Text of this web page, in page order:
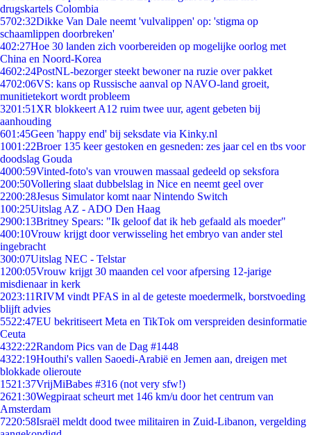
drugskartels Colombia
5702:32Dikke Van Dale neemt 'vulvalippen' op: 'stigma op
schaamlippen doorbreken'
402:27Hoe 30 landen zich voorbereiden op mogelijke oorlog met
China en Noord-Korea
4602:24PostNL-bezorger steekt bewoner na ruzie over pakket
4702:06VS: kans op Russische aanval op NAVO-land groeit,
munitietekort wordt probleem
3201:51 XR blokkeert A12 ruim twee uur, agent gebeten bij
aanhouding
601:45Geen 'happy end' bij seksdate via Kinky.nl
1001:22Broer 135 keer gestoken en gesneden: zes jaar cel en tbs voor
doodslag Gouda
4000:59Vinted-foto's van vrouwen massaal gedeeld op seksfora
200:50Vollering slaat dubbelslag in Nice en neemt geel over
2200:28Jesus Simulator komt naar Nintendo Switch
100:25Uitslag AZ - ADO Den Haag
2900:13Britney Spears: "Ik geloof dat ik heb gefaald als moeder"
400:10Vrouw krijgt door verwisseling het embryo van ander stel
ingebracht
300:07Uitslag NEC - Telstar
1200:05Vrouw krijgt 30 maanden cel voor afpersing 12-jarige
misdienaar in kerk
2023:11RIVM vindt PFAS in al de geteste moedermelk, borstvoeding
blijft advies
5522:47EU bekritiseert Meta en TikTok om verspreiden desinformatie
Ceuta
4322:22Random Pics van de Dag #1448
4322:19Houthi's vallen Saoedi-Arabië en Jemen aan, dreigen met
blokkade olieroute
1521:37VrijMiBabes #316 (not very sfw!)
2621:30Wegpiraat scheurt met 146 km/u door het centrum van
Amsterdam
7220:58Israël meldt dood twee militairen in Zuid-Libanon, vergelding